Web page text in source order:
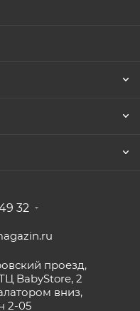
32
проезд,
BabyStore, 2
вниз,
2-05